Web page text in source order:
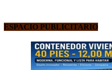
ESPACIO PUBLICITARIO